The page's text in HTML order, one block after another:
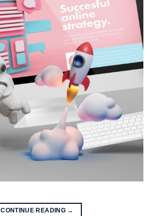
CONTINUE READING →